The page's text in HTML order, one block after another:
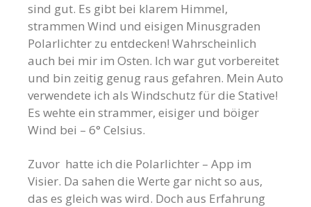
sind gut. Es gibt bei klarem Himmel,
strammen Wind und eisigen Minusgraden
Polarlichter zu entdecken! Wahrscheinlich
auch bei mir im Osten. Ich war gut vorbereitet
und bin zeitig genug raus gefahren. Mein Auto
verwendete ich als Windschutz für die Stative!
Es wehte ein strammer, eisiger und böiger
Wind bei – 6° Celsius.
Zuvor hatte ich die Polarlichter – App im
Visier. Da sahen die Werte gar nicht so aus,
das es gleich was wird. Doch aus Erfahrung